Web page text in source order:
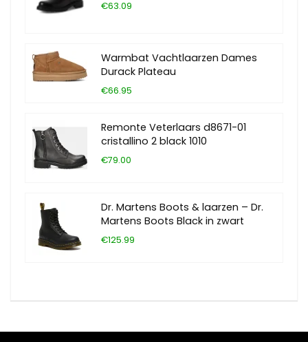
€63.09
Warmbat Vachtlaarzen Dames
Durack Plateau
€66.95
Remonte Veterlaars d8671-01
cristallino 2 black 1010
€79.00
Dr. Martens Boots & laarzen – Dr.
Martens Boots Black in zwart
€125.99